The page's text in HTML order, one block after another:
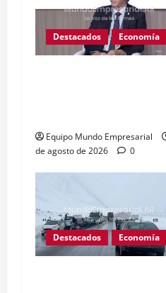
Destacados Economía
Equipo Mundo Empresarial
de agosto de 2026
0
Destacados Economía